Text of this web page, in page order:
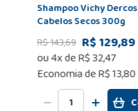
Shampoo Vichy
Cabelos Secos 300g
R$143,69 R$ 129,89
ou4x deR$32,47
Economia deR$ 13,80